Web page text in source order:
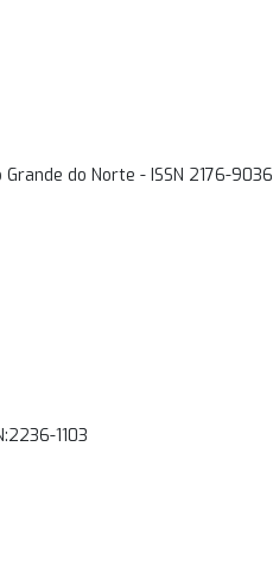
Grande do Norte - ISSN 2176-9036
1103